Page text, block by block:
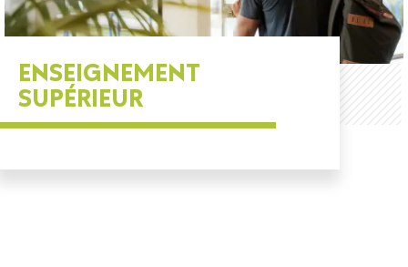
ENSEIGNEMENT
SUPÉRIEUR